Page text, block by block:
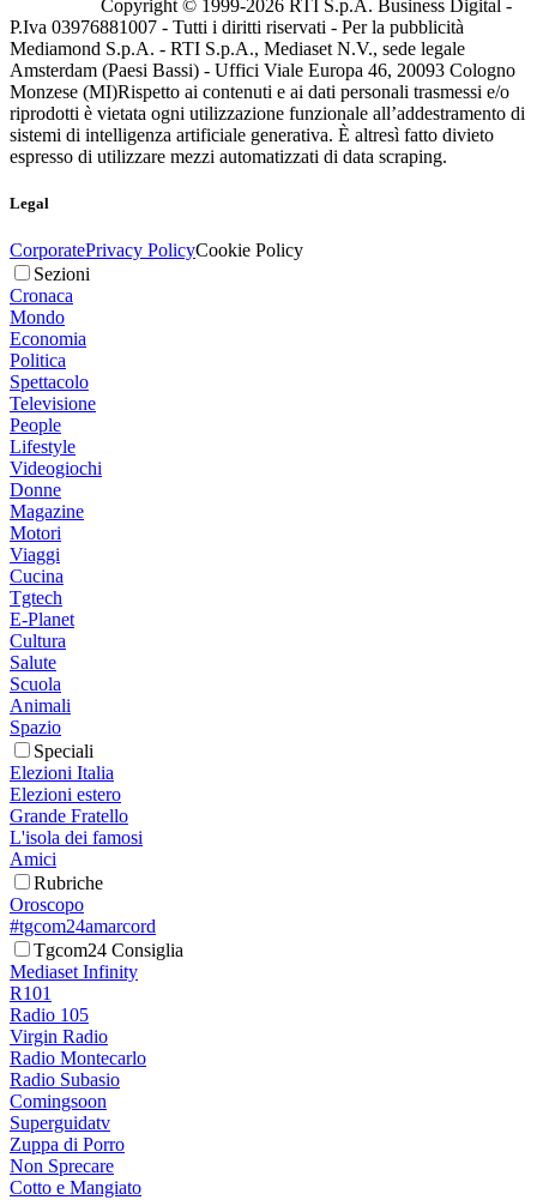
Copyright © 1999-2026 RTI S.p.A. Business Digital -
P.Iva 03976881007 - Tutti i diritti riservati - Per la pubblicità
Mediamond S.p.A. - RTI S.p.A., Mediaset N.V., sede legale
Amsterdam (Paesi Bassi) - Uffici Viale Europa 46, 20093 Cologno
Monzese (MI)Rispetto ai contenuti e ai dati personali trasmessi e/o
riprodotti è vietata ogni utilizzazione funzionale all’addestramento di
sistemi di intelligenza artificiale generativa. È altresì fatto divieto
espresso di utilizzare mezzi automatizzati di data scraping.
Legal
CorporatePrivacy PolicyCookie Policy
Sezioni
Cronaca
Mondo
Economia
Politica
Spettacolo
Televisione
People
Lifestyle
Videogiochi
Donne
Magazine
Motori
Viaggi
Cucina
Tgtech
E-Planet
Cultura
Salute
Scuola
Animali
Spazio
Speciali
Elezioni Italia
Elezioni estero
Grande Fratello
L'isola dei famosi
Amici
Rubriche
Oroscopo
#tgcom24amarcord
Tgcom24 Consiglia
Mediaset Infinity
R101
Radio 105
Virgin Radio
Radio Montecarlo
Radio Subasio
Comingsoon
Superguidatv
Zuppa di Porro
Non Sprecare
Cotto e Mangiato